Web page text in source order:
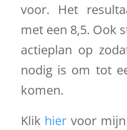
voor. Het
met een 8,5. Ook
actieplan op
nodig is om tot
komen.
Klik hier voor